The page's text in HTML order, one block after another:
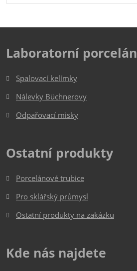
Laboratorní porcelán
Spalovací kelímky
Nálevky Büchnerovy
Odpařovací misky
Ostatní produkty
Porcelánové trubice
Pro sklářský průmysl
Ostatní produkty na zakázku
Kde nás najdete